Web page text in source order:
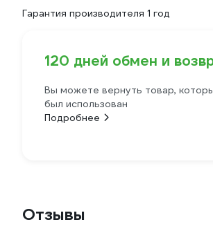
Гарантия производителя 1 год
120 дней обмен и
Вы можете вернуть товар,
был использован
Подробнее
Отзывы